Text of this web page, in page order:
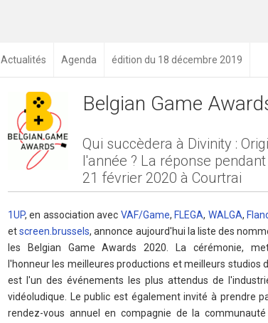
Actualités Agenda édition du 18 décembre 2019
Belgian Game
Qui succèdera à Divinity :
l'année ? La réponse
21 février 2020 à Courtrai
1UP, en association avec VAF/Game, FLEGA, WALGA,
etscreen.brussels, annonce aujourd'hui la liste des
les Belgian Game Awards 2020. La cérémonie,
l'honneur les meilleures productions et meilleurs studios
est l'un des événements les plus attendus de
vidéoludique. Le public est également invité à prendre
rendez-vous annuel en compagnie de la